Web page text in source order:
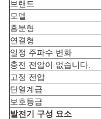
브랜드
모델
흥분형
연결형
일정 주파수 변화
충전 전압이 없습니다.
고정 전압
단열계급
보호등급
발전기 구성 요소